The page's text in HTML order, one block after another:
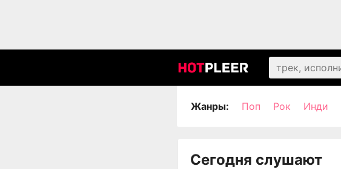
Жанры: Поп Рок Инди
Сегодня слушают